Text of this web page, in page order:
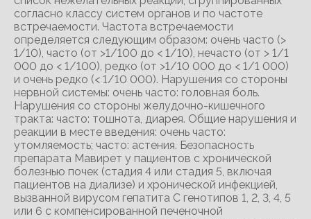
согласно классу систем органов и по частоте
встречаемости. Частота встречаемости
определяется следующим образом: очень часто (>
1/10), часто (от >1/100 до < 1/10), нечасто (от > 1/1
000 до < 1/100), редко (от >1/10 000 до < 1/1 000)
и очень редко (< 1/10 000). Нарушения со стороны
нервной системы: очень часто: головная боль.
Нарушения со стороны желудочно-кишечного
тракта: часто: тошнота, диарея. Общие нарушения и
реакции в месте введения: очень часто:
утомляемость; часто: астения. Безопасность
препарата Мавирет у пациентов с хронической
болезнью почек (стадия 4 или стадия 5, включая
пациентов на диализе) и хронической инфекцией,
вызванной вирусом гепатита C генотипов 1, 2, 3, 4, 5
или 6 с компенсированной печеночной